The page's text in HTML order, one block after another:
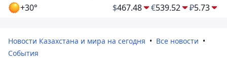
+30° $467.48 €539.52 ₽5.73
Новости Казахстана и мира на сегодня
Все новости
События